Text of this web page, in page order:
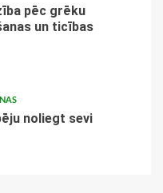
pēc grēku
un ticības
noliegt sevi